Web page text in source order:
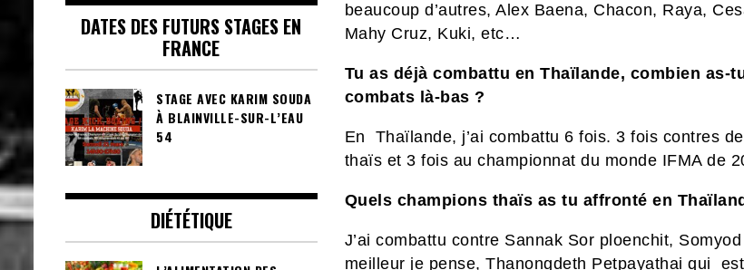
beaucoup d’autres, Alex Baena, Chacon, Raya,
Mahy Cruz, Kuki, etc…
Tu as déjà combattu en Thaïlande, combien as-
combats là-bas ?
En Thaïlande, j’ai combattu 6 fois. 3 fois contres
thaïs et 3 fois au championnat du monde IFMA de
Quels champions thaïs as tu affronté en
J’ai combattu contre Sannak Sor ploenchit,
meilleur je pense, Thanongdeth Petpayathai qui
DATES DES FUTURS STAGES EN
FRANCE
STAGE AVEC KARIM SOUDA
À BLAINVILLE-SUR-L’EAU
54
DIÉTÉTIQUE